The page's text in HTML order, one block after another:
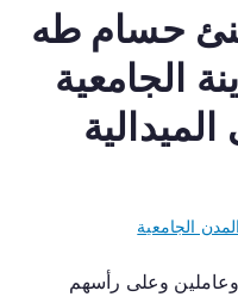
حسام طه
الجامعية
الجامعية
وعاملين وعلى رأسهم